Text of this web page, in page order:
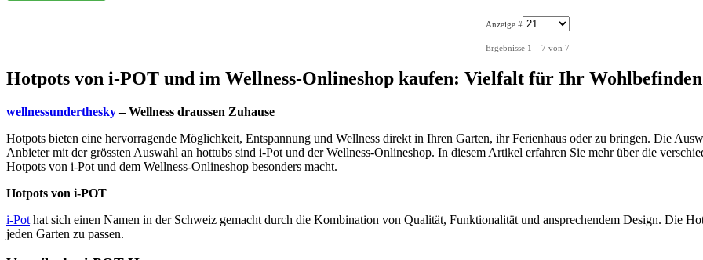
Anzeige #
Ergebnisse 1 – 7 von 7
Hotpots von i-POT und im Wellness-Onlineshop kaufen: Vielfalt für Ihr
wellnessunderthesky– Wellness draussen Zuhause
Hotpots bieten eine hervorragende Möglichkeit, Entspannung und Wellness direkt in Ihren Garten, ihr Ferienhaus oder zu bringen. Die
Anbieter mit der grössten Auswahl an hottubs sind i-Pot und der Wellness-Onlineshop. In diesem Artikel erfahren Sie mehr über die
Hotpots von i-Pot und dem Wellness-Onlineshop besonders macht.
Hotpots von i-POT
i-Pot hat sich einen Namen in der Schweiz gemacht durch die Kombination von Qualität, Funktionalität und ansprechendem Design. Die
jeden Garten zu passen.